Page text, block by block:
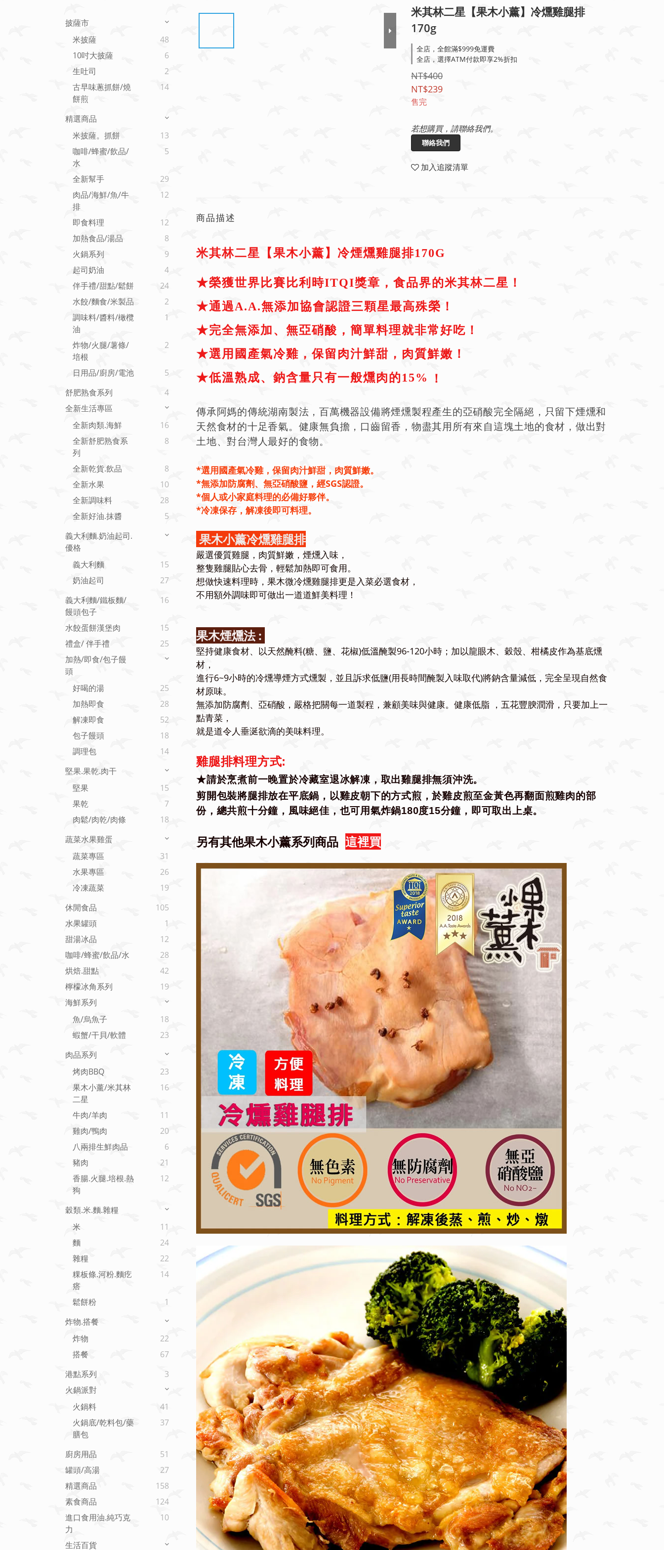
披薩市
米披薩
48
10吋大披薩
6
生吐司
2
古早味蔥抓餅/燒
餅煎
14
精選商品
米披薩。抓餅
13
咖啡/蜂蜜/飲品/
水
5
全新幫手
29
肉品/海鮮/魚/牛
排
12
即食料理
12
加熱食品/湯品
8
火鍋系列
9
起司奶油
4
伴手禮/甜點/鬆餅
24
水餃/麵食/米製品
2
調味料/醬料/橄欖
油
1
炸物/火腿/薯條/
培根
2
日用品/廚房/電池
5
舒肥熟食系列
4
全新生活專區
全新肉類.海鮮
16
全新舒肥熟食系
列
8
全新乾貨.飲品
8
全新水果
10
全新調味料
28
全新好油.抹醬
5
義大利麵.奶油起司.
優格
義大利麵
15
奶油起司
27
義大利麵/鐵板麵/
饅頭包子
16
水餃蛋餅漢堡肉
15
禮盒/ 伴手禮
25
加熱/即食/包子饅
頭
好喝的湯
25
加熱即食
28
解凍即食
52
包子饅頭
18
調理包
14
堅果.果乾.肉干
堅果
15
果乾
7
肉鬆/肉乾/肉條
18
蔬菜水果雞蛋
蔬菜專區
31
水果專區
26
冷凍蔬菜
19
休閒食品
105
水果罐頭
1
甜湯冰品
12
咖啡/蜂蜜/飲品/水
28
烘焙.甜點
42
檸檬冰角系列
19
海鮮系列
魚/烏魚子
18
蝦蟹/干貝/軟體
23
肉品系列
烤肉BBQ
23
果木小薰/米其林
二星
16
牛肉/羊肉
11
雞肉/鴨肉
20
八兩排生鮮肉品
6
豬肉
21
香腸.火腿.培根.熱
狗
12
穀類.米.麵.雜糧
米
11
麵
24
雜糧
22
粿板條.河粉.麵疙
瘩
14
鬆餅粉
1
炸物.搭餐
炸物
22
搭餐
67
港點系列
3
火鍋派對
火鍋料
41
火鍋底/乾料包/藥
膳包
37
廚房用品
51
罐頭/高湯
27
精選商品
158
素食商品
124
進口食用油.純巧克
力
10
生活百貨
米其林二星【果木小薰】冷燻雞腿排
170g
全店，全館滿$999免運費
全店，選擇ATM付款即享2%折扣
NT$400
NT$239
售完
若想購買，請聯絡我們。
聯絡我們
加入追蹤清單
商品描述
米其林二星【果木小薰】冷煙燻雞腿排170G
★榮獲世界比賽比利時ITQI獎章，食品界的米其林二星！
★通過A.A.無添加協會認證三顆星最高殊榮 ！
★完全無添加、無亞硝酸，簡單料理就非常好吃！
★選用國產氣冷雞，保留肉汁鮮甜，肉質鮮嫩 ！
★低溫熟成、鈉含量只有一般燻肉的15%
！
傳承阿媽的傳統湖南製法，百萬機器設備將煙燻製程產生的亞硝酸完全隔絕，只留下煙燻和
天然食材的十足香氣。健康無負擔，口齒留香， 物盡其用所有來自這塊土地的食材，做出對
土地、對台灣人最好的食物。
*選用國產氣冷雞，保留肉汁鮮甜，肉質鮮嫩。
*無添加防腐劑、無亞硝酸鹽，經SGS認證。
*個人或小家庭料理的必備好夥伴。
*冷凍保存，解凍後即可料理。
果木小薰冷燻雞腿排
嚴選優質雞腿，肉質鮮嫩，煙燻入味，
整隻雞腿貼心去骨，輕鬆加熱即可食用。
想做快速料理時，果木微冷燻雞腿排更是入菜必選食材，
不用額外調味即可做出一道道鮮美料理！
果木煙燻法 :
堅持健康食材、以天然醃料(糖、鹽、花椒)低溫醃製96-120小時；加以龍眼木、穀殼、柑橘皮作為基底燻
材，
進行6~9小時的冷燻導煙方式燻製，並且訴求低鹽(用長時間醃製入味取代)將鈉含量減低，完全呈現自然食
材原味。
無添加防腐劑、亞硝酸，嚴格把關每一道製程，兼顧美味與健康。健康低脂 ，五花豐腴潤滑，只要加上一
點青菜，
就是道令人垂涎欲滴的美味料理。
雞腿排料理方式:
★請於烹煮前一晚置於冷藏室退冰解凍，取出雞腿排無須沖洗。
剪開包裝將腿排放在平底鍋， 以雞皮朝下的方式煎，於雞皮煎至金黃色再翻面煎雞肉的部
份，總共煎十分鐘，風味絕佳，也可用氣炸鍋180度15分鐘，即可取出上桌。
另有其他果木小薰系列商品 這裡買